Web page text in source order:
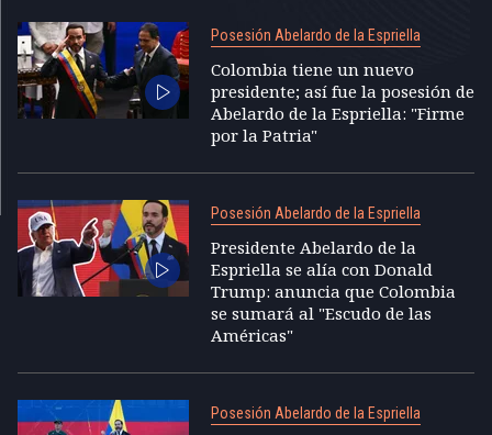
Posesión Abelardo de la Espriella
Colombia tiene un nuevo
presidente; así fue la posesión de
Abelardo de la Espriella: "Firme
por la Patria"
Posesión Abelardo de la Espriella
Presidente Abelardo de la
Espriella se alía con Donald
Trump: anuncia que Colombia
se sumará al "Escudo de las
Américas"
Posesión Abelardo de la Espriella